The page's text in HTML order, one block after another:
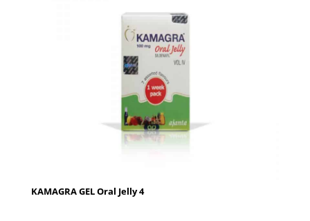
KAMAGRA GEL Oral Jelly 4